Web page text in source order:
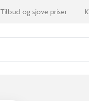
Tilbud og sjove priser